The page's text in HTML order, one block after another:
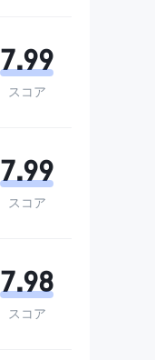
7.99
スコア
7.99
スコア
7.98
スコア